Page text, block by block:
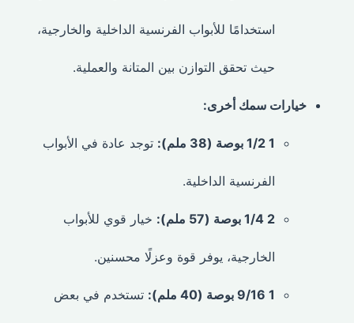
استخدامًا للأبواب الفرنسية الداخلية والخارجية،
حيث تحقق التوازن بين المتانة والعملية.
خيارات سمك أخرى:
1 1/2 بوصة (38 ملم): توجد عادة في الأبواب
الفرنسية الداخلية.
2 1/4 بوصة (57 ملم): خيار قوي للأبواب
الخارجية، يوفر قوة وعزلًا محسنين.
1 9/16 بوصة (40 ملم): تستخدم في بعض